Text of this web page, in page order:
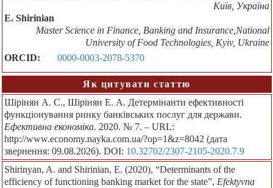
Київ, Україна
E. Shirinian
Master Science in Finance, Banking and Insurance,National
University of Food Technologies, Kyiv, Ukraine
ORCID:
0000-0003-2078-5370
Як цитувати статтю
Шірінян А. С., Шірінян Е. А. Детермінанти ефективності
функціонування ринку банківських послуг для держави.
Ефективна економіка. 2020. № 7. – URL:
http://www.economy.nayka.com.ua/?op=1&z=8042 (дата
звернення: 09.08.2026). DOI: 10.32702/2307-2105-2020.7.9
Shirinyan, A. and Shirinian, E. (2020), “Determinants of the
efficiency of functioning banking market for the state”, Efektyvna